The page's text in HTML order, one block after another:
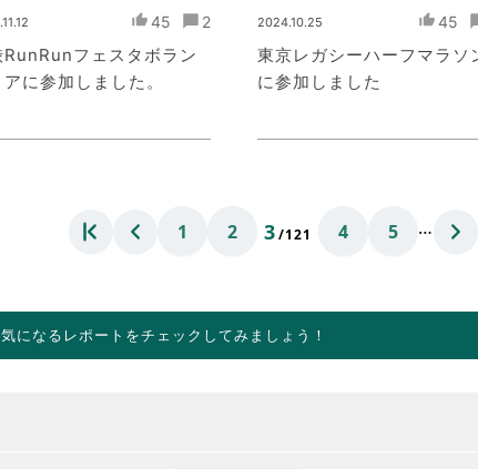
45 2
RunRunフェスタボラン
に参加しました。
2024.10.25 45
東京レガシーハーフマラソ
に参加しました
1 2 3/121 4 5 …
になるレポートをチェックしてみましょう！